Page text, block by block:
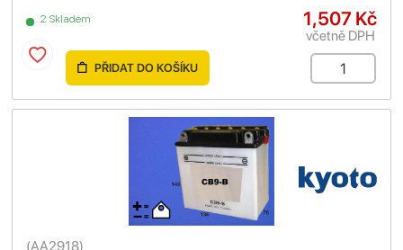
2 Skladem 1,507 Kč
včetně DPH
PŘIDAT DO KOŠÍKU
(AA2918)